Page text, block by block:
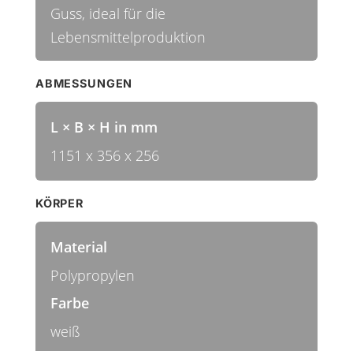
Guss, ideal für die
Lebensmittelproduktion
ABMESSUNGEN
L × B × H in mm
1151 x 356 x 256
KÖRPER
Material
Polypropylen
Farbe
weiß